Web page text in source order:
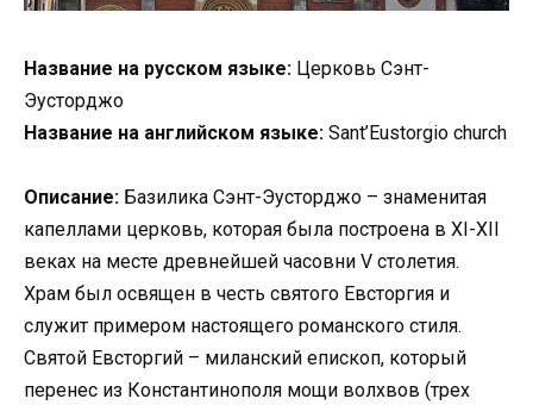
Название на русском языке: Церковь Сэнт-
Эусторджо
Название на английском языке: Sant’Eustorgio church
Описание: Базилика Сэнт-Эусторджо – знаменитая
капеллами церковь, которая была построена в XI-XII
веках на месте древнейшей часовни V столетия.
Храм был освящен в честь святого Евсторгия и
служит примером настоящего романского стиля.
Святой Евсторгий – миланский епископ, который
перенес из Константинополя мощи волхвов (трех